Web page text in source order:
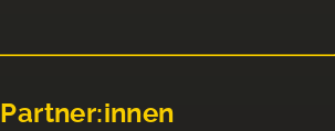
Partner:innen